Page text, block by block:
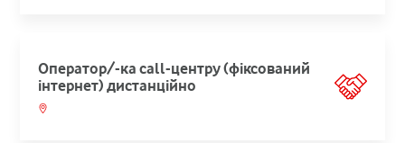
Оператор/-ка call-центру (фіксований
інтернет) дистанційно